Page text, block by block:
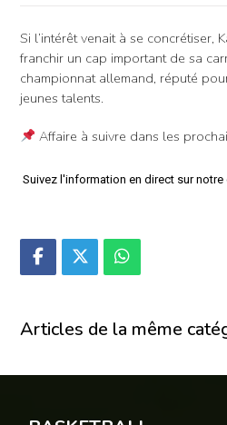
Si l’intérêt venait à se concrétiser,
franchir un cap important de sa
championnat allemand, réputé
jeunes talents.
Affaire à suivre dans les
Suivez l'information en direct sur notre
Articles de la même